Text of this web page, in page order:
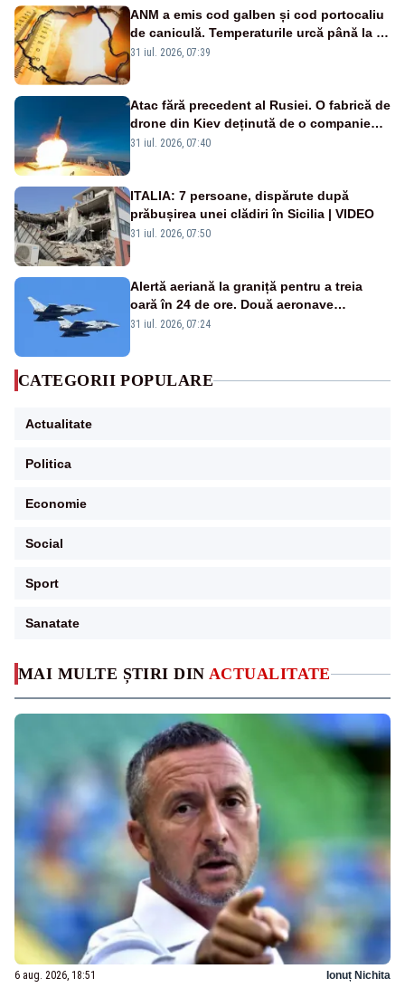
MAI MULTE ȘTIRI DIN ACTUALITATE
6 aug. 2026, 18:51 Ionuț Nichita
ANM a emis cod galben și cod portocaliu
de caniculă. Temperaturile urcă până la 38
de grade, iar nopțile devin tropicale
31 iul. 2026, 07:39
Atac fără precedent al Rusiei. O fabrică de
drone din Kiev deținută de o companie
americană, distrusă de o rachetă
31 iul. 2026, 07:40
ITALIA: 7 persoane, dispărute după
prăbușirea unei clădiri în Sicilia | VIDEO
31 iul. 2026, 07:50
Alertă aeriană la graniță pentru a treia
oară în 24 de ore. Două aeronave
Eurofighter britanice au fost ridicate de la
31 iul. 2026, 07:24
CATEGORII POPULARE
Actualitate
Politica
Economie
Social
Sport
Sanatate